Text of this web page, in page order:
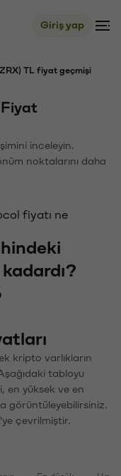
Giriş yap
TL fiyat geçmişi
inceleyin.
noktalarını daha
fiyatı ne
kripto varlıkların
tabloyu
en yüksek ve en
görüntüleyebilirsiniz.
çevrilmiştir.